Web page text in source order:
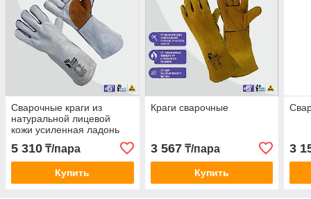
Сварочные краги из
натуральной лицевой
кожи усиленная ладонь
5 310 ₸/пара
Купить
Краги сварочные
3 567₸/пара
Купить
3